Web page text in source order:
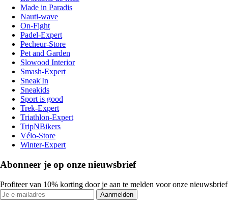
Made in Paradis
Nauti-wave
On-Fight
Padel-Expert
Pecheur-Store
Pet and Garden
Slowood Interior
Smash-Expert
Sneak'In
Sneakids
Sport is good
Trek-Expert
Triathlon-Expert
TripNBikers
Vélo-Store
Winter-Expert
Abonneer je op onze nieuwsbrief
Profiteer van 10% korting door je aan te melden voor onze nieuwsbrief
Aanmelden